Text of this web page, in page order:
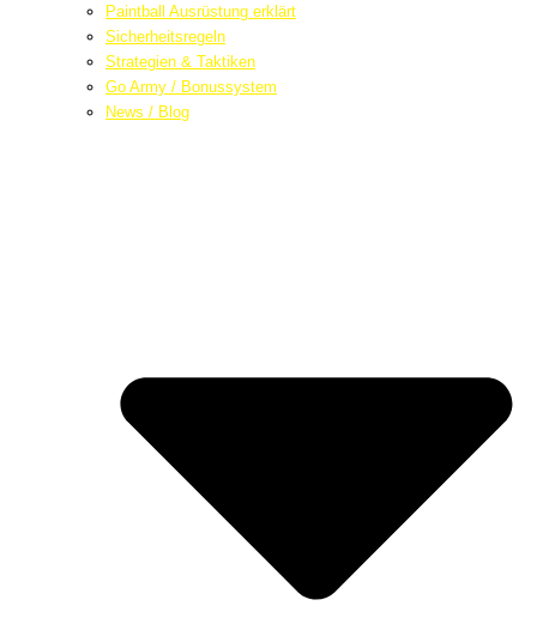
Paintball Ausrüstung erklärt
Sicherheitsregeln
Strategien & Taktiken
Go Army / Bonussystem
News / Blog